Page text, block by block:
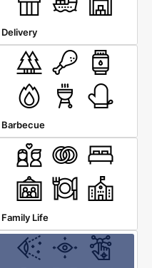
Delivery
Barbecue
Family Life